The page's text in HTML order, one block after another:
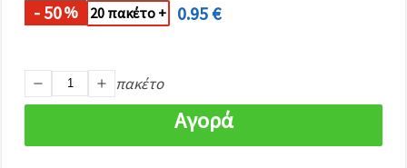
προτιμήσεις
δεδομένο
τύπο
- 50% 20 πακέτο + 0.95 €
πακέτο
Αγορά